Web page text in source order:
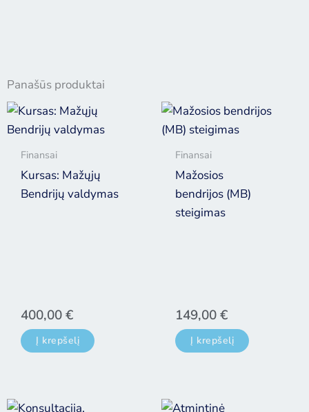
Panašūs produktai
Finansai
Kursas: Mažųjų
Bendrijų valdymas
400,00€
Į krepšelį
Finansai
Mažosios
bendrijos (MB)
steigimas
149,00€
Į krepšelį